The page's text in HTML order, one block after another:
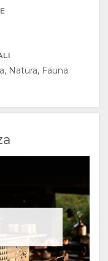
Natura, Fauna